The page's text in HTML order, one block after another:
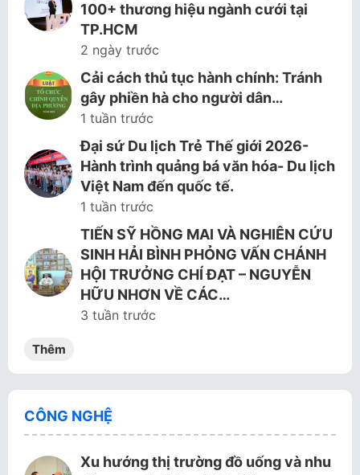
100+ thương hiệu ngành cưới tại
TP.HCM
2 ngày trước
Cải cách thủ tục hành chính: Tránh
gây phiền hà cho người dân…
1 tuần trước
Đại sứ Du lịch Trẻ Thế giới 2026-
Hành trình quảng bá văn hóa- Du lịch
Việt Nam đến quốc tế.
1 tuần trước
TIẾN SỸ HỒNG MAI VÀ NGHIÊN CỨU
SINH HẢI BÌNH PHỎNG VẤN CHÁNH
HỘI TRƯỞNG CHÍ ĐẠT – NGUYỄN
HỮU NHƠN VỀ CÁC…
3 tuần trước
Thêm
CÔNG NGHỆ
Xu hướng thị trường đồ uống và nhu